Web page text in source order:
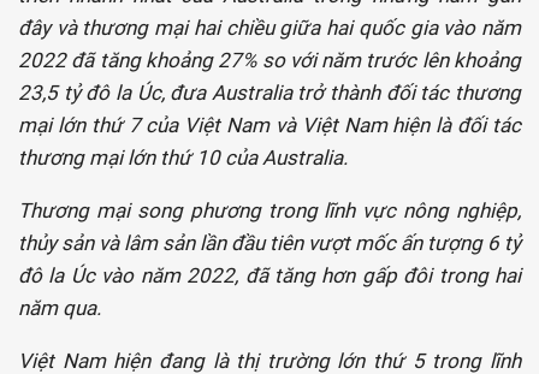
đây và thương mại hai chiều giữa hai quốc gia vào năm
2022 đã tăng khoảng 27% so với năm trước lên khoảng
23,5 tỷ đô la Úc, đưa Australia trở thành đối tác thương
mại lớn thứ 7 của Việt Nam và Việt Nam hiện là đối tác
thương mại lớn thứ 10 của Australia.
Thương mại song phương trong lĩnh vực nông nghiệp,
thủy sản và lâm sản lần đầu tiên vượt mốc ấn tượng 6 tỷ
đô la Úc vào năm 2022, đã tăng hơn gấp đôi trong hai
năm qua.
Việt Nam hiện đang là thị trường lớn thứ 5 trong lĩnh